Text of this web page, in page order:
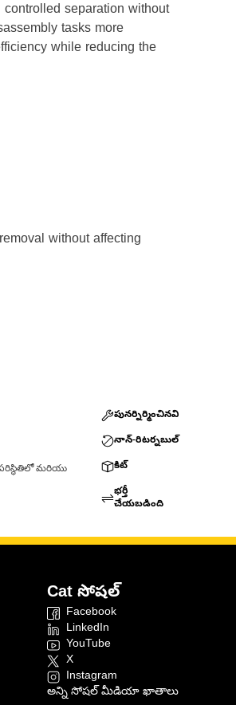
separation without
tasks more
while reducing the
without affecting
మరియు
పునర్నిర్మించినవి
నాన్-రిటర్నబుల్
కిట్
భర్తీ
చేయబడింది
Cat సోషల్
Facebook
LinkedIn
YouTube
X
Instagram
అన్ని సోషల్ మీడియా ఖాతాలు